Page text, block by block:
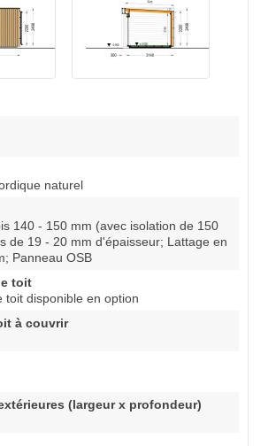
naturel
140 - 150 mm (avec isolation de 150
de 19 - 20 mm d'épaisseur; Lattage en
Panneau OSB
toit
toit disponible en option
à couvrir
(largeur x profondeur)